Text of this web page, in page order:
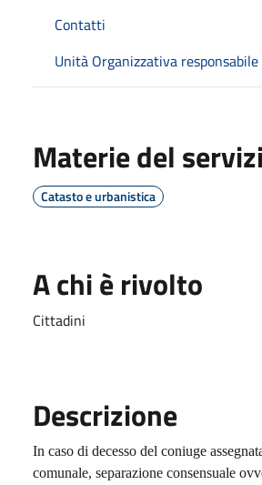
Contatti
Unità Organizzativa responsabile
Materie del
Catasto e urbanistica
A chi è rivolto
Cittadini
Descrizione
In caso di decesso del coniuge
comunale, separazione consensuale